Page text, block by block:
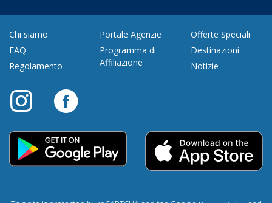
Chi siamo
FAQ
Regolamento
Portale Agenzie
Programma di
Affiliazione
Offerte Speciali
Destinazioni
Notizie